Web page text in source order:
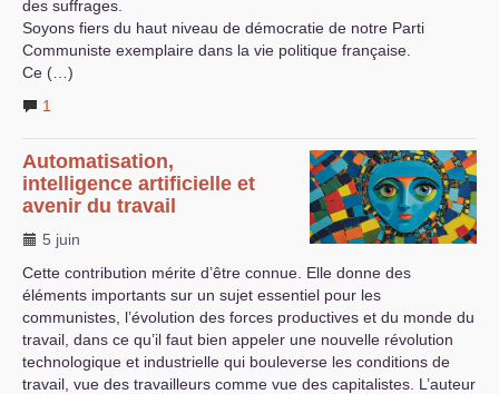
des suffrages.
Soyons fiers du haut niveau de démocratie de notre Parti
Communiste exemplaire dans la vie politique française.
Ce (…)
1
Automatisation,
intelligence artificielle et
avenir du travail
5 juin
Cette contribution mérite d’être connue. Elle donne des
éléments importants sur un sujet essentiel pour les
communistes, l’évolution des forces productives et du monde du
travail, dans ce qu’il faut bien appeler une nouvelle révolution
technologique et industrielle qui bouleverse les conditions de
travail, vue des travailleurs comme vue des capitalistes. L’auteur